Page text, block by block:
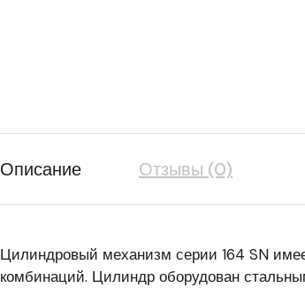
Описание Отзывы (0)
Цилиндровый механизм серии 164 SN
комбинаций. Цилиндр оборудован